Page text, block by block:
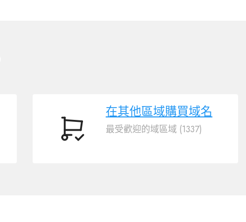
在
在其他區域購買域名
最受歡迎的域區域 (1337)